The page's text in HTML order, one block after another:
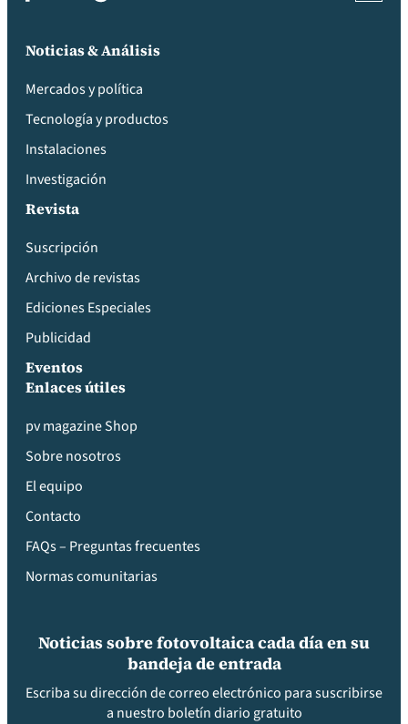
Noticias & Análisis
Mercados y política
Tecnología y productos
Instalaciones
Investigación
Revista
Suscripción
Archivo de revistas
Ediciones Especiales
Publicidad
Eventos
Enlaces útiles
pv magazine Shop
Sobre nosotros
El equipo
Contacto
FAQs – Preguntas frecuentes
Normas comunitarias
Noticias sobre fotovoltaica cada día en su
bandeja de entrada
Escriba su dirección de correo electrónico para suscribirse
a nuestro boletín diario gratuito